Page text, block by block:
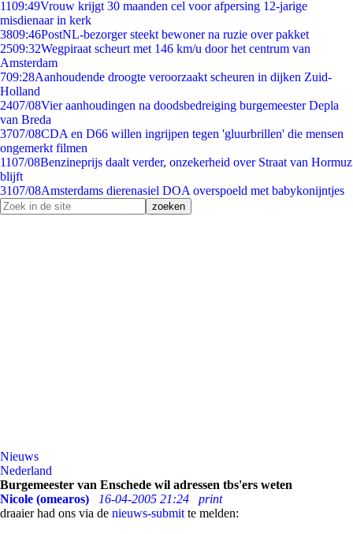
1109:49Vrouw krijgt 30 maanden cel voor afpersing 12-jarige
misdienaar in kerk
3809:46PostNL-bezorger steekt bewoner na ruzie over pakket
2509:32Wegpiraat scheurt met 146 km/u door het centrum van
Amsterdam
709:28Aanhoudende droogte veroorzaakt scheuren in dijken Zuid-
Holland
2407/08Vier aanhoudingen na doodsbedreiging burgemeester Depla
van Breda
3707/08CDA en D66 willen ingrijpen tegen 'gluurbrillen' die mensen
ongemerkt filmen
1107/08Benzineprijs daalt verder, onzekerheid over Straat van Hormuz
blijft
3107/08Amsterdams dierenasiel DOA overspoeld met babykonijntjes
Nieuws
Nederland
Burgemeester van Enschede wil adressen tbs'ers weten
Nicole (omearos)
16-04-2005 21:24
print
draaier had ons via de nieuws-submit te melden: